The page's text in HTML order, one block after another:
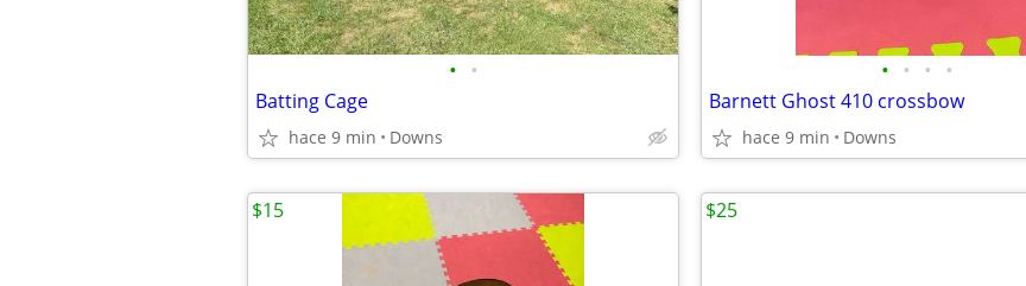
• •
Batting Cage
hace 9 min Downs
• • • •
Barnett Ghost 410 crossbow
hace 9 min Downs
$15 $25